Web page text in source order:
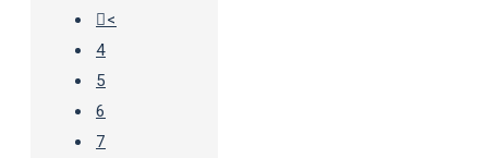
<
4
5
6
7